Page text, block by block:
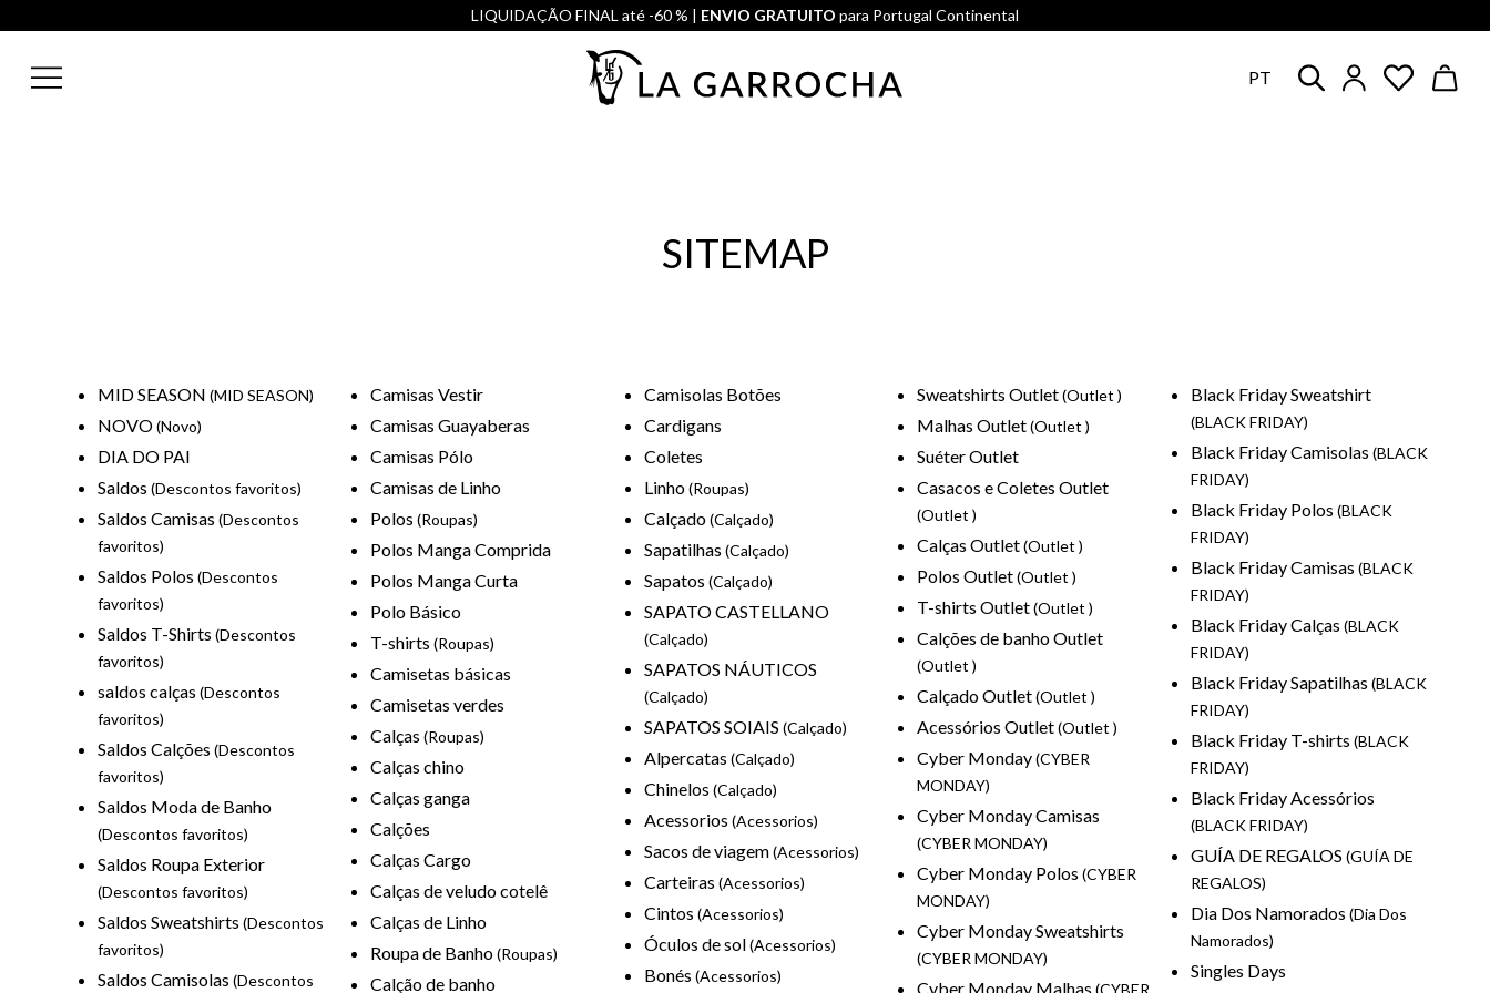
LIQUIDAÇÃO FINAL até -60 % | ENVIO GRATUITO para Portugal Continental
PT
SITEMAP
MID SEASON (MID SEASON)
NOVO(Novo)
DIA DO PAI
Saldos (Descontos favoritos)
Saldos Camisas (Descontos
favoritos)
Saldos Polos (Descontos
favoritos)
Saldos T-Shirts (Descontos
favoritos)
saldos calças (Descontos
favoritos)
Saldos Calções (Descontos
favoritos)
Saldos Moda de Banho
(Descontos favoritos)
Saldos Roupa Exterior
(Descontos favoritos)
Saldos Sweatshirts (Descontos
favoritos)
Saldos Camisolas (Descontos
Camisas Vestir
Camisas Guayaberas
Camisas Pólo
Camisas de Linho
Polos(Roupas)
Polos Manga Comprida
Polos Manga Curta
Polo Básico
T-shirts(Roupas)
Camisetas básicas
Camisetas verdes
Calças(Roupas)
Calças chino
Calças ganga
Calções
Calças Cargo
Calças de veludo cotelê
Calças de Linho
Roupa de Banho(Roupas)
Calção de banho
Camisolas Botões
Cardigans
Coletes
Linho(Roupas)
Calçado(Calçado)
Sapatilhas (Calçado)
Sapatos (Calçado)
SAPATO CASTELLANO
(Calçado)
SAPATOS NÁUTICOS
(Calçado)
SAPATOS SOIAIS (Calçado)
Alpercatas (Calçado)
Chinelos (Calçado)
Acessorios (Acessorios)
Sacos de viagem(Acessorios)
Carteiras (Acessorios)
Cintos (Acessorios)
Óculos de sol(Acessorios)
Bonés (Acessorios)
Sweatshirts Outlet(Outlet )
Malhas Outlet(Outlet )
Suéter Outlet
Casacos e Coletes Outlet
(Outlet )
Calças Outlet(Outlet )
Polos Outlet(Outlet )
T-shirts Outlet(Outlet )
Calções de banho Outlet
(Outlet )
Calçado Outlet(Outlet )
Acessórios Outlet(Outlet )
Cyber Monday(CYBER
MONDAY)
Cyber Monday Camisas
(CYBER MONDAY)
Cyber Monday Polos(CYBER
MONDAY)
Cyber Monday Sweatshirts
(CYBER MONDAY)
Cyber Monday Malhas(CYBER
Black Friday Sweatshirt
(BLACK FRIDAY)
Black Friday Camisolas (BLACK
FRIDAY)
Black Friday Polos (BLACK
FRIDAY)
Black Friday Camisas (BLACK
FRIDAY)
Black Friday Calças (BLACK
FRIDAY)
Black Friday Sapatilhas (BLACK
FRIDAY)
Black Friday T-shirts (BLACK
FRIDAY)
Black Friday Acessórios
(BLACK FRIDAY)
GUÍA DE REGALOS (GUÍA DE
REGALOS)
Dia Dos Namorados (Dia Dos
Namorados)
Singles Days